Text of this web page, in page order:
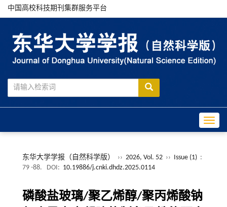
中国高校科技期刊集群服务平台
东华大学学报（自然科学版） ›› 2026, Vol. 52 ›› Issue (1) :
79 -88.
DOI: 10.19886/j.cnki.dhdz.2025.0114
磷酸盐玻璃/聚乙烯醇/聚丙烯酸钠